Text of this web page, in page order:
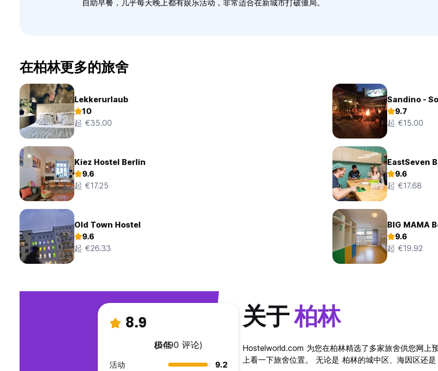
自助早餐，几乎每天晚上都有娱乐活动，非常适合在新城市打破僵局。
在柏林更多的旅舍
Lekkerurlaub
10
起 €35.00
Sandino -
9.7
起 €15.00
Kiez Hostel Berlin
9.6
起 €17.25
EastSeven
9.6
起 €17.68
Old Town Hostel
9.6
起 €26.33
BIG MAMA
9.6
起 €19.92
8.9
极佳
(6490 评论)
活动 9.2
关于柏林
Hostelworld.com 为您在柏林精选了多家旅舍供您网上
上看一下旅舍位置。 无论是 柏林的城中区、海因区还是